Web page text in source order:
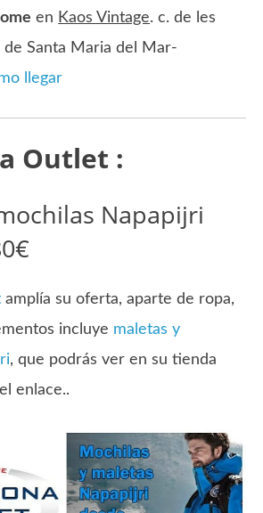
en Kaos Vintage. c. de les
de Santa Maria del Mar-
llegar
Outlet :
Napapijri
amplía su oferta, aparte de ropa,
incluye maletas y
, que podrás ver en su tienda
enlace..